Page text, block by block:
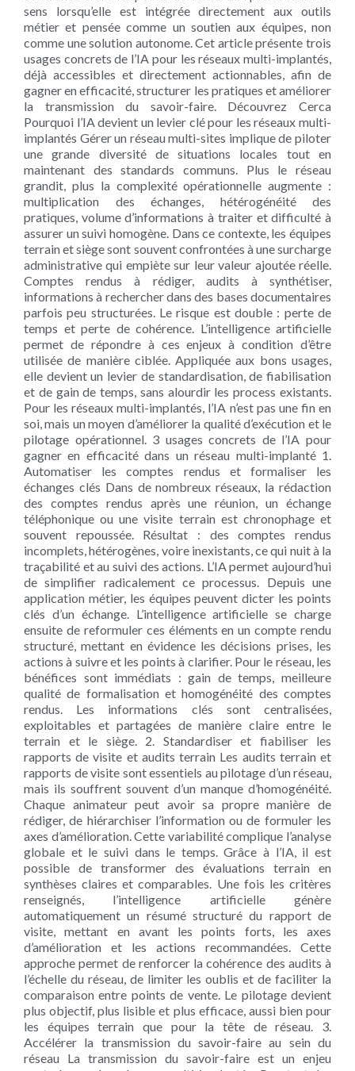
sens lorsqu’elle est intégrée directement aux outils
métier et pensée comme un soutien aux équipes, non
comme une solution autonome. Cet article présente trois
usages concrets de l’IA pour les réseaux multi-implantés,
déjà accessibles et directement actionnables, afin de
gagner en efficacité, structurer les pratiques et améliorer
la transmission du savoir-faire. Découvrez Cerca
Pourquoi l’IA devient un levier clé pour les réseaux multi-
implantés Gérer un réseau multi-sites implique de piloter
une grande diversité de situations locales tout en
maintenant des standards communs. Plus le réseau
grandit, plus la complexité opérationnelle augmente :
multiplication des échanges, hétérogénéité des
pratiques, volume d’informations à traiter et difficulté à
assurer un suivi homogène. Dans ce contexte, les équipes
terrain et siège sont souvent confrontées à une surcharge
administrative qui empiète sur leur valeur ajoutée réelle.
Comptes rendus à rédiger, audits à synthétiser,
informations à rechercher dans des bases documentaires
parfois peu structurées. Le risque est double : perte de
temps et perte de cohérence. L’intelligence artificielle
permet de répondre à ces enjeux à condition d’être
utilisée de manière ciblée. Appliquée aux bons usages,
elle devient un levier de standardisation, de fiabilisation
et de gain de temps, sans alourdir les process existants.
Pour les réseaux multi-implantés, l’IA n’est pas une fin en
soi, mais un moyen d’améliorer la qualité d’exécution et le
pilotage opérationnel. 3 usages concrets de l’IA pour
gagner en efficacité dans un réseau multi-implanté 1.
Automatiser les comptes rendus et formaliser les
échanges clés Dans de nombreux réseaux, la rédaction
des comptes rendus après une réunion, un échange
téléphonique ou une visite terrain est chronophage et
souvent repoussée. Résultat : des comptes rendus
incomplets, hétérogènes, voire inexistants, ce qui nuit à la
traçabilité et au suivi des actions. L’IA permet aujourd’hui
de simplifier radicalement ce processus. Depuis une
application métier, les équipes peuvent dicter les points
clés d’un échange. L’intelligence artificielle se charge
ensuite de reformuler ces éléments en un compte rendu
structuré, mettant en évidence les décisions prises, les
actions à suivre et les points à clarifier. Pour le réseau, les
bénéfices sont immédiats : gain de temps, meilleure
qualité de formalisation et homogénéité des comptes
rendus. Les informations clés sont centralisées,
exploitables et partagées de manière claire entre le
terrain et le siège. 2. Standardiser et fiabiliser les
rapports de visite et audits terrain Les audits terrain et
rapports de visite sont essentiels au pilotage d’un réseau,
mais ils souffrent souvent d’un manque d’homogénéité.
Chaque animateur peut avoir sa propre manière de
rédiger, de hiérarchiser l’information ou de formuler les
axes d’amélioration. Cette variabilité complique l’analyse
globale et le suivi dans le temps. Grâce à l’IA, il est
possible de transformer des évaluations terrain en
synthèses claires et comparables. Une fois les critères
renseignés, l’intelligence artificielle génère
automatiquement un résumé structuré du rapport de
visite, mettant en avant les points forts, les axes
d’amélioration et les actions recommandées. Cette
approche permet de renforcer la cohérence des audits à
l’échelle du réseau, de limiter les oublis et de faciliter la
comparaison entre points de vente. Le pilotage devient
plus objectif, plus lisible et plus efficace, aussi bien pour
les équipes terrain que pour la tête de réseau. 3.
Accélérer la transmission du savoir-faire au sein du
réseau La transmission du savoir-faire est un enjeu